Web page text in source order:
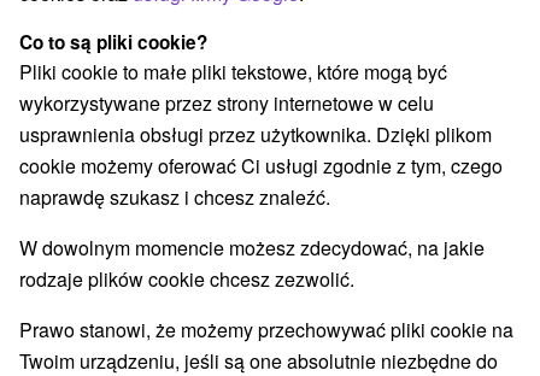
9,0 doskonały 1089 recenzji
Co to są pliki cookie?
Pliki cookie to małe pliki tekstowe, które mogą być
wykorzystywane przez strony internetowe w celu
usprawnienia obsługi przez użytkownika. Dzięki plikom
cookie możemy oferować Ci usługi zgodnie z tym, czego
naprawdę szukasz i chcesz znaleźć.
W dowolnym momencie możesz zdecydować, na jakie
rodzaje plików cookie chcesz zezwolić.
Prawo stanowi, że możemy przechowywać pliki cookie na
Twoim urządzeniu, jeśli są one absolutnie niezbędne do